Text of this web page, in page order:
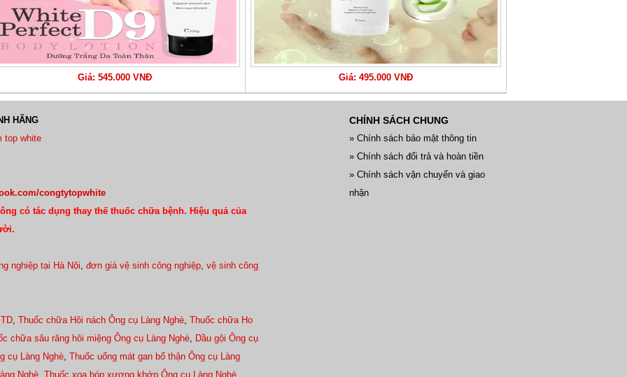
Giá: 545.000 VNĐ Giá: 495.000 VNĐ
HÃNG
top white
congtytopwhite
có tác dụng thay thế thuốc chữa bệnh. Hiệu quả của
nghiệp tại Hà Nội, đơn giá vệ sinh công nghiệp, vệ sinh công
, Thuốc chữa Hôi nách Ông cụ Làng Nghè, Thuốc chữa Ho
chữa sâu răng hôi miệng Ông cụ Làng Nghè, Dầu gội Ông cụ
cụ Làng Nghè, Thuốc uống mát gan bổ thận Ông cụ Làng
Nghè Thuốc xoa bóp xương khớp Ông cụ Làng Nghè
CHÍNH SÁCH CHUNG
» Chính sách bảo mật thông tin
» Chính sách đổi trả và hoàn tiền
» Chính sách vận chuyển và giao
nhận